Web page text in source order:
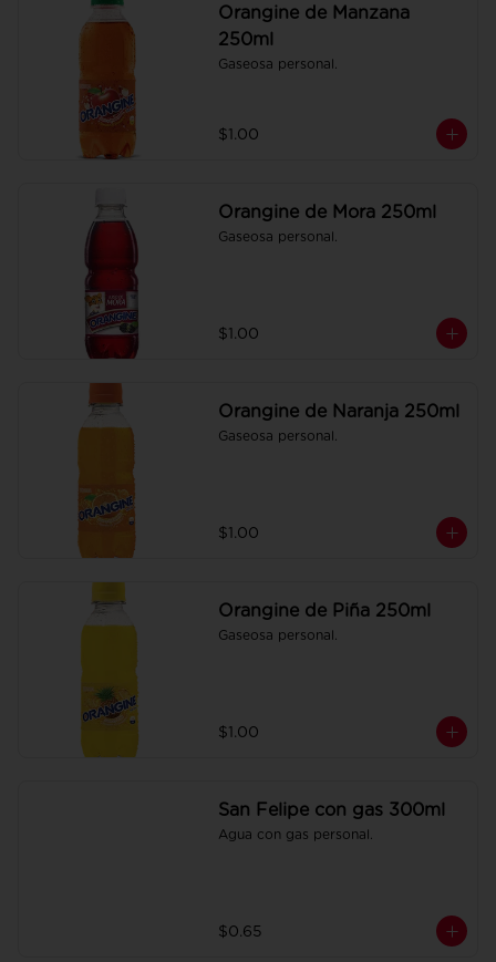
Orangine de Manzana
250ml
Gaseosa personal.
$1.00
Orangine de Mora 250ml
Gaseosa personal.
$1.00
Orangine de Naranja 250ml
Gaseosa personal.
$1.00
Orangine de Piña 250ml
Gaseosa personal.
$1.00
San Felipe con gas 300ml
Agua con gas personal.
$0.65